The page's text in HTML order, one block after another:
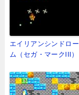
エイリアンシンドロー
ム（セガ・マークIII）